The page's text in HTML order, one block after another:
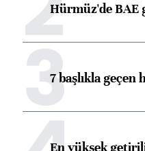
Hürmüz'de BAE
37 başlıkla geçen
En yüksek